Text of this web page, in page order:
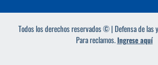
Todos los derechos reservados © | Defensa de las
Para reclamos.Ingrese aquí